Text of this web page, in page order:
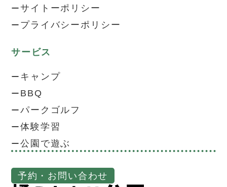
サイトーポリシー
プライバシーポリシー
サービス
キャンプ
BBQ
パークゴルフ
体験学習
公園で遊ぶ
予約・お問い合わせ